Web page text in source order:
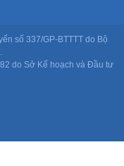
số 337/GP-BTTTT do Bộ
do Sở Kế hoạch và Đầu tư